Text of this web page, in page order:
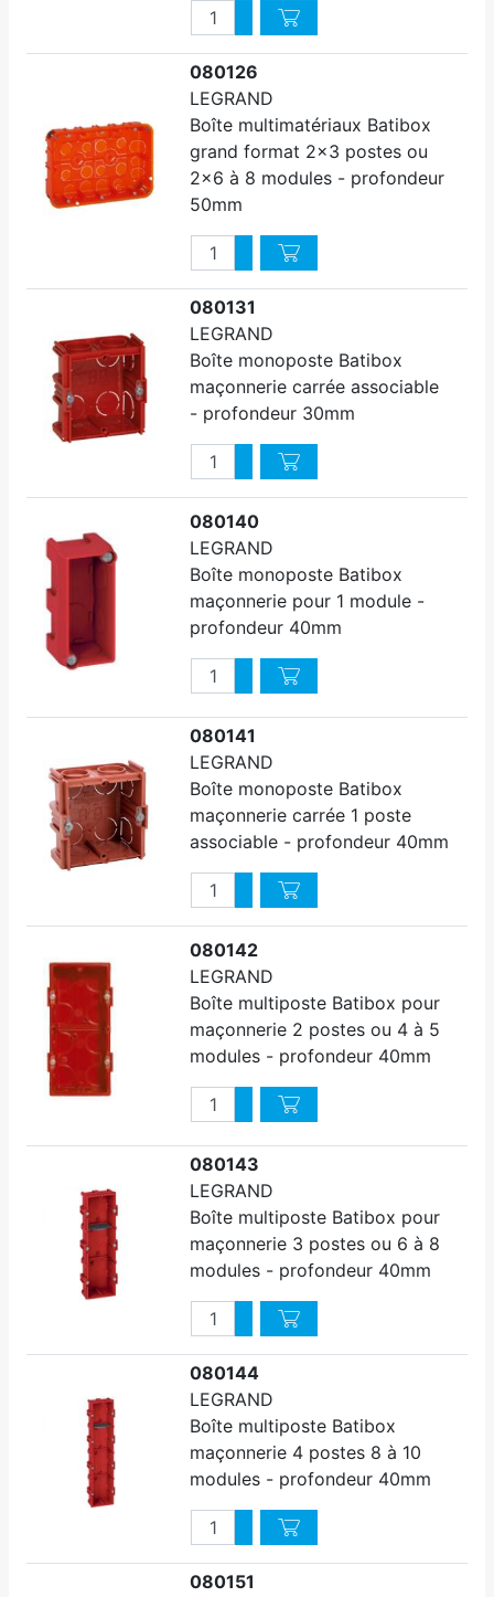
QuantitéAugmenter quantité
Diminuer quantité
080126
LEGRAND
Boîte multimatériaux Batibox
grand format 2x3 postes ou
2x6 à 8 modules - profondeur
50mm
QuantitéAugmenter quantité
Diminuer quantité
080131
LEGRAND
Boîte monoposte Batibox
maçonnerie carrée associable
- profondeur 30mm
QuantitéAugmenter quantité
Diminuer quantité
080140
LEGRAND
Boîte monoposte Batibox
maçonnerie pour 1 module -
profondeur 40mm
QuantitéAugmenter quantité
Diminuer quantité
080141
LEGRAND
Boîte monoposte Batibox
maçonnerie carrée 1 poste
associable - profondeur 40mm
QuantitéAugmenter quantité
Diminuer quantité
080142
LEGRAND
Boîte multiposte Batibox pour
maçonnerie 2 postes ou 4 à 5
modules - profondeur 40mm
QuantitéAugmenter quantité
Diminuer quantité
080143
LEGRAND
Boîte multiposte Batibox pour
maçonnerie 3 postes ou 6 à 8
modules - profondeur 40mm
QuantitéAugmenter quantité
Diminuer quantité
080144
LEGRAND
Boîte multiposte Batibox
maçonnerie 4 postes 8 à 10
modules - profondeur 40mm
QuantitéAugmenter quantité
Diminuer quantité
080151